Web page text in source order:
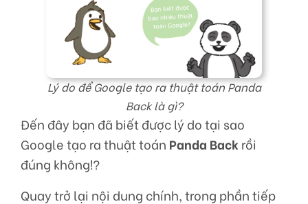
Lý do để Google tạo ra thuật toán Panda
Back là gì?
Đến đây bạn đã biết được lý do tại sao
Google tạo ra thuật toán Panda Backrồi
đúng không!?
Quay trở lại nội dung chính, trong phần tiếp